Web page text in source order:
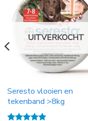
UITVERKOCHT
Seresto vlooien en
tekenband >8kg